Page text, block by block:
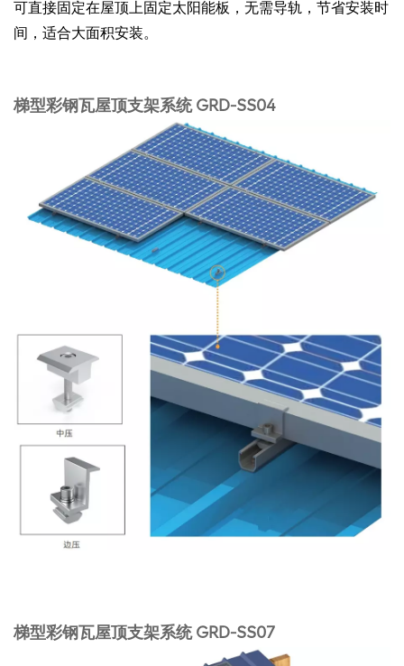
可直接固定在屋顶上固定太阳能板，无需导轨 ，节省安装时
间，适合大面积安装。
梯型彩钢瓦屋顶支架系统 GRD-SS04
梯型彩钢瓦屋顶支架系统 GRD-SS07